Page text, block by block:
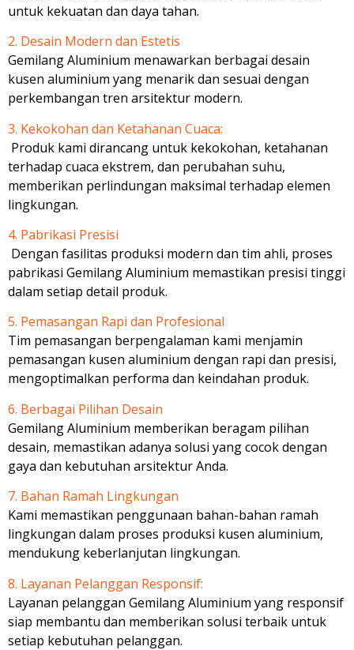
untuk kekuatan dan daya tahan.
2. Desain Modern dan Estetis
Gemilang Aluminium menawarkan berbagai desain
kusen aluminium yang menarik dan sesuai dengan
perkembangan tren arsitektur modern.
3. Kekokohan dan Ketahanan Cuaca:
Produk kami dirancang untuk kekokohan, ketahanan
terhadap cuaca ekstrem, dan perubahan suhu,
memberikan perlindungan maksimal terhadap elemen
lingkungan.
4. Pabrikasi Presisi
Dengan fasilitas produksi modern dan tim ahli, proses
pabrikasi Gemilang Aluminium memastikan presisi tinggi
dalam setiap detail produk.
5. Pemasangan Rapi dan Profesional
Tim pemasangan berpengalaman kami menjamin
pemasangan kusen aluminium dengan rapi dan presisi,
mengoptimalkan performa dan keindahan produk.
6. Berbagai Pilihan Desain
Gemilang Aluminium memberikan beragam pilihan
desain, memastikan adanya solusi yang cocok dengan
gaya dan kebutuhan arsitektur Anda.
7. Bahan Ramah Lingkungan
Kami memastikan penggunaan bahan-bahan ramah
lingkungan dalam proses produksi kusen aluminium,
mendukung keberlanjutan lingkungan.
8. Layanan Pelanggan Responsif:
Layanan pelanggan Gemilang Aluminium yang responsif
siap membantu dan memberikan solusi terbaik untuk
setiap kebutuhan pelanggan.